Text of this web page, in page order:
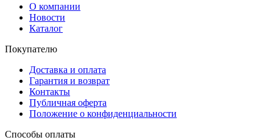
О компании
Новости
Каталог
Покупателю
Доставка и оплата
Гарантия и возврат
Контакты
Публичная оферта
Положение о конфиденциальности
Способы оплаты